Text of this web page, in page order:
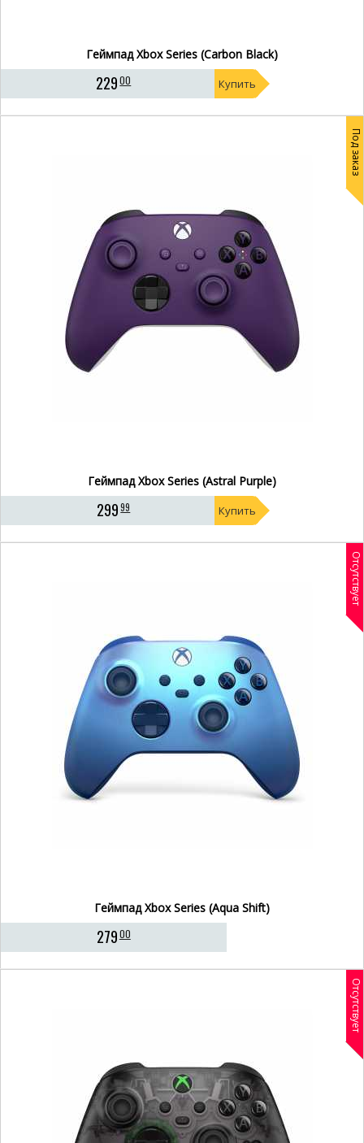
Геймпад Xbox Series (Carbon Black)
22900 Купить
Под заказ
Геймпад Xbox Series (Astral Purple)
29999 Купить
Отсутствует
Геймпад Xbox Series (Aqua Shift)
27900
- 14%
Отсутствует